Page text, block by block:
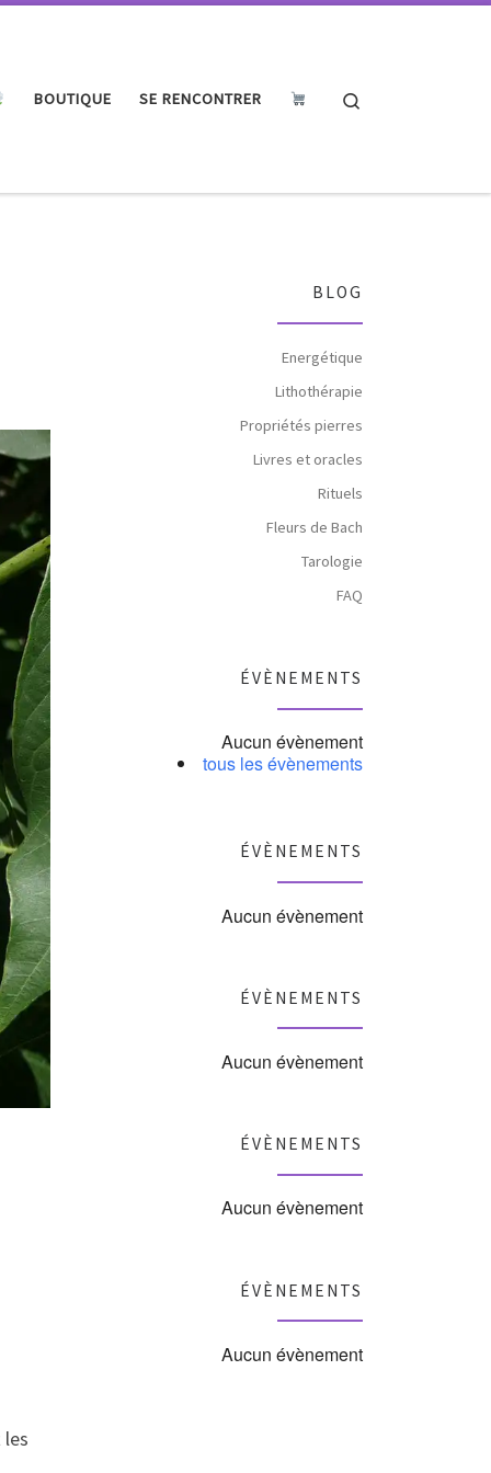
BOUTIQUE SE RENCONTRER
BLOG
Energétique
Lithothérapie
Propriétés pierres
Livres et oracles
Rituels
Fleurs de Bach
Tarologie
FAQ
ÉVÈNEMENTS
Aucun évènement
tous les évènements
ÉVÈNEMENTS
Aucun évènement
ÉVÈNEMENTS
Aucun évènement
ÉVÈNEMENTS
Aucun évènement
ÉVÈNEMENTS
Aucun évènement